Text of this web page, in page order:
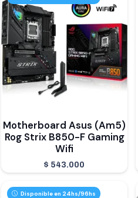
Motherboard Asus (Am5)
Rog Strix B850-F Gaming
Wifi
$ 543.000
Disponible en 24hs/96hs